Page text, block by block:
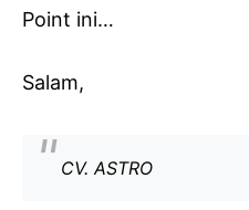
Point ini…
Salam,
CV. ASTRO